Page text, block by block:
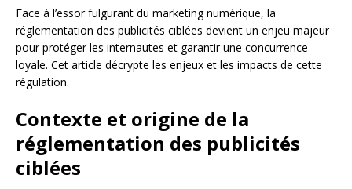
Face à l’essor fulgurant du marketing numérique, la
réglementation des publicités ciblées devient un enjeu majeur
pour protéger les internautes et garantir une concurrence
loyale. Cet article décrypte les enjeux et les impacts de cette
régulation.
Contexte et origine de la
réglementation des publicités
ciblées